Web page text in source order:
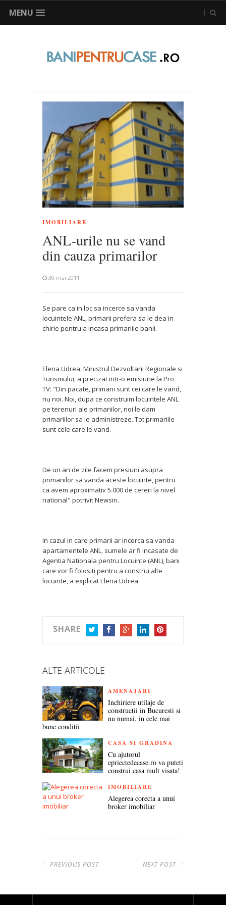
MENU
IMOBILIARE
ANL-urile nu se vand
din cauza primarilor
30 mai 2011
Se pare ca in loc sa incerce sa vanda
locuintele ANL, primarii prefera sa le dea in
chirie pentru a incasa primariile banii.
Elena Udrea, Ministrul Dezvoltarii Regionale si
Turismului, a precizat intr-o emisiune la Pro
TV: "Din pacate, primarii sunt cei care le vand,
nu noi. Noi, dupa ce construim locuintele ANL
pe terenuri ale primariilor, noi le dam
primariilor sa le administreze. Tot primariile
sunt cele care le vand.
De un an de zile facem presiuni asupra
primariilor sa vanda aceste locuinte, pentru
ca avem aproximativ 5.000 de cereri la nivel
national" potrivit Newsin.
In cazul in care primarii ar incerca sa vanda
apartamentele ANL, sumele ar fi incasate de
Agentia Nationala pentru Locuinte (ANL), bani
care vor fi folositi pentru a construi alte
locuinte, a explicat Elena Udrea.
SHARE
ALTE ARTICOLE
AMENAJARI
Inchiriere utilaje de
constructii in Bucuresti si
nu numai, in cele mai
bune conditii
CASA SI GRADINA
Cu ajutorul
epriectedecase.ro va puteti
construi casa mult visata!
IMOBILIARE
Alegerea corecta a unui
broker imobiliar
PREVIOUS POST NEXT POST